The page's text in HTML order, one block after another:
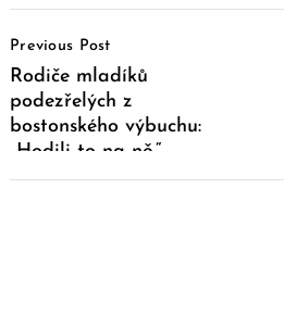
Navigation
Previous Post
Rodiče mladíků
podezřelých z
bostonského výbuchu:
„Hodili to na ně.“